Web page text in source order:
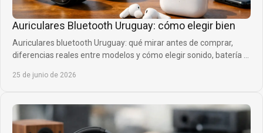
Auriculares Bluetooth Uruguay: cómo elegir bien
Auriculares bluetooth Uruguay: qué mirar antes de comprar,
diferencias reales entre modelos y cómo elegir sonido, batería y
25 de junio de 2026